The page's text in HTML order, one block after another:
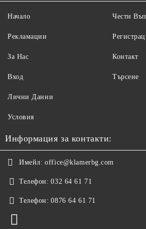
Начало
Рекламации
За Нас
Вход
Чести
Контакт
Търсене
Лични Данни
Условия
Информация за контакти:
Имейл: office@klamerbg.com
Телефон: 032 64 61 71
Телефон: 0876 64 61 71